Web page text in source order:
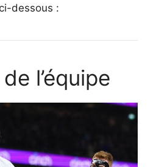
dessous :
l’équipe